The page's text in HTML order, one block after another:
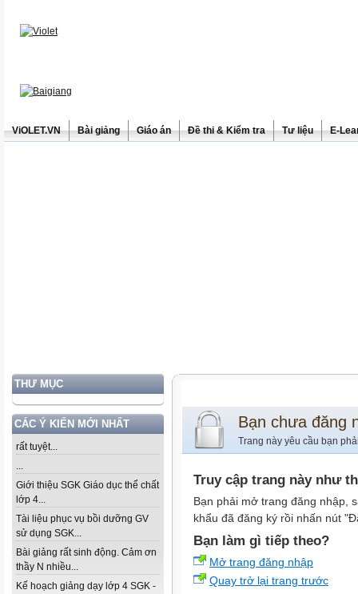
ViOLET.VN Bài giảng Giáo án Đề thi & Kiểm tra Tư liệu E-
THƯ MỤC
CÁC Ý KIẾN MỚI NHẤT
rất tuyệt...
...
Giới thiệu SGK Giáo dục thể chất
lớp 4...
Tài liệu phục vụ bồi dưỡng GV
sử dụng SGK...
Bài giảng rất sinh động. Cảm ơn
thầy N nhiều...
Kế hoạch giảng dạy lớp 4 SGK -
Bạn chưa đăng
Trang này yêu cầu bạn
Truy cập trang này như
Bạn phải mở trang đăng nhập,
khẩu đã đăng ký rồi nhấn nút
Bạn làm gì tiếp theo?
Mở trang đăng nhập
Quay trở lại trang trước